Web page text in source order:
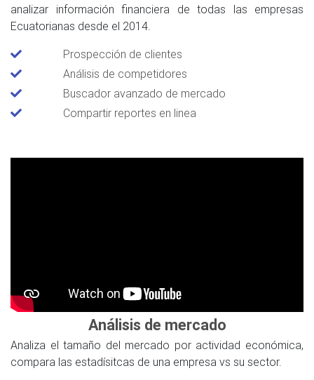
analizar información financiera de todas las empresas
Ecuatorianas desde el 2014.
Prospección de clientes
Análisis de competidores
Buscador avanzado de mercado
Compartir reportes en linea
Análisis de mercado
Analiza el tamaño del mercado por actividad económica,
compara las estadísitcas de una empresa vs su sector.